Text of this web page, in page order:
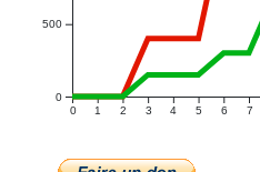
0 1 2 3 4 5 6 7
0
500